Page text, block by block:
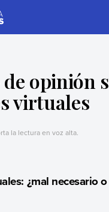
opinión
virtuales
la lectura en voz alta.
¿mal necesario